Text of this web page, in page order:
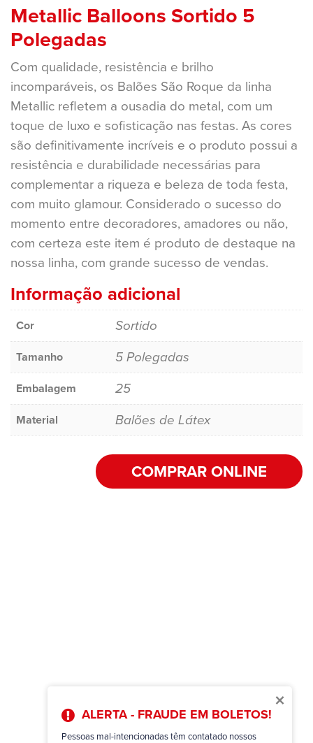
×
ALERTA - FRAUDE EM BOLETOS!
Pessoas mal-intencionadas têm contatado nossos
Metallic Balloons Sortido 5
Polegadas
Com qualidade, resistência e brilho
incomparáveis, os Balões São Roque da linha
Metallic refletem a ousadia do metal, com um
toque de luxo e sofisticação nas festas. As cores
são definitivamente incríveis e o produto possui a
resistência e durabilidade necessárias para
complementar a riqueza e beleza de toda festa,
com muito glamour. Considerado o sucesso do
momento entre decoradores, amadores ou não,
com certeza este item é produto de destaque na
nossa linha, com grande sucesso de vendas.
Informação adicional
Cor Sortido
Tamanho 5 Polegadas
Embalagem 25
Material Balões de Látex
COMPRAR ONLINE